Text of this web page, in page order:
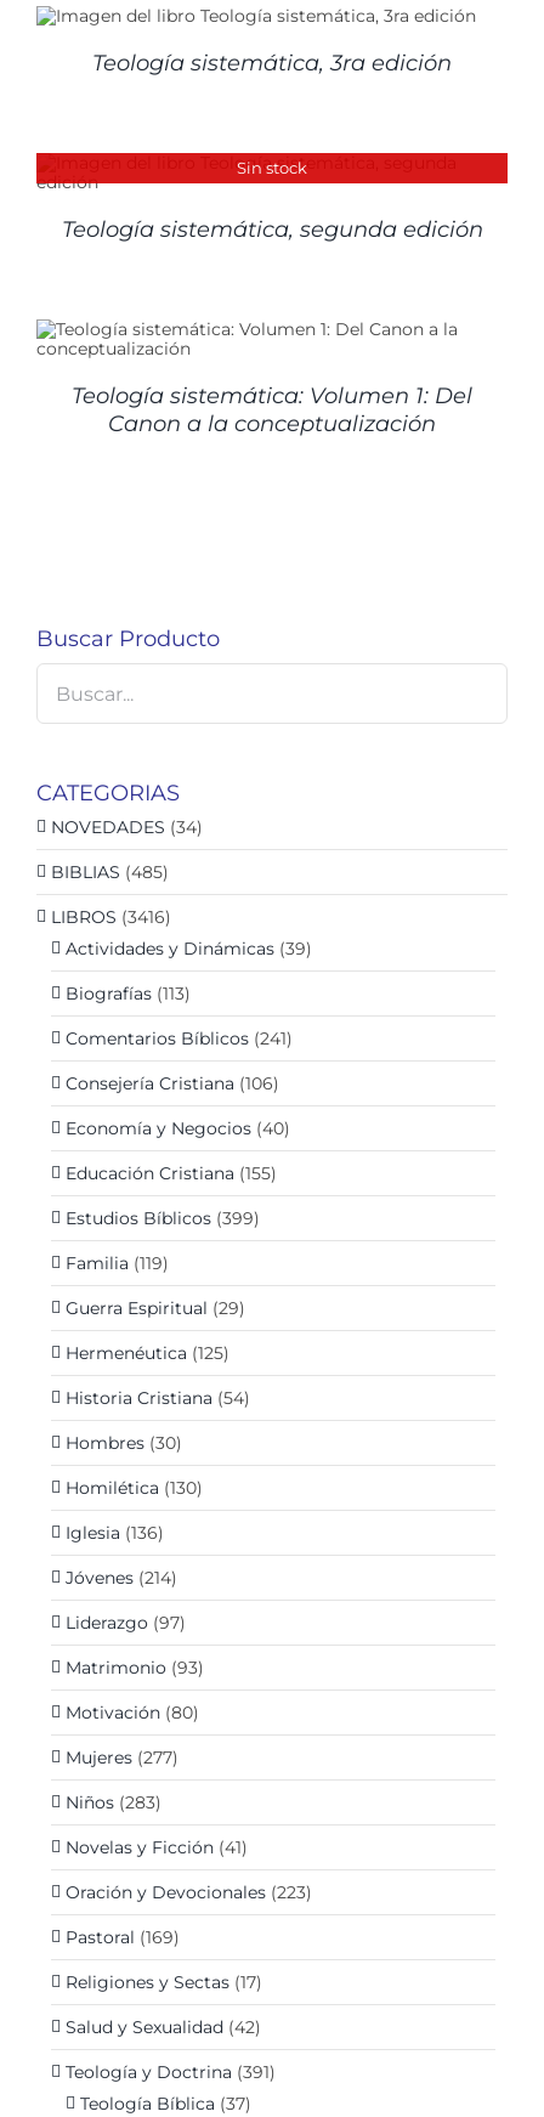
Teología sistemática, 3ra edición
Sin stock
Teología sistemática, segunda edición
Teología sistemática: Volumen 1: Del
Canon a la conceptualización
Buscar Producto
CATEGORIAS
NOVEDADES (34)
BIBLIAS (485)
LIBROS (3416)
Actividades y Dinámicas (39)
Biografías (113)
Comentarios Bíblicos (241)
Consejería Cristiana (106)
Economía y Negocios (40)
Educación Cristiana (155)
Estudios Bíblicos (399)
Familia (119)
Guerra Espiritual (29)
Hermenéutica (125)
Historia Cristiana (54)
Hombres (30)
Homilética (130)
Iglesia (136)
Jóvenes (214)
Liderazgo (97)
Matrimonio (93)
Motivación (80)
Mujeres (277)
Niños (283)
Novelas y Ficción (41)
Oración y Devocionales (223)
Pastoral (169)
Religiones y Sectas (17)
Salud y Sexualidad (42)
Teología y Doctrina (391)
Teología Bíblica (37)